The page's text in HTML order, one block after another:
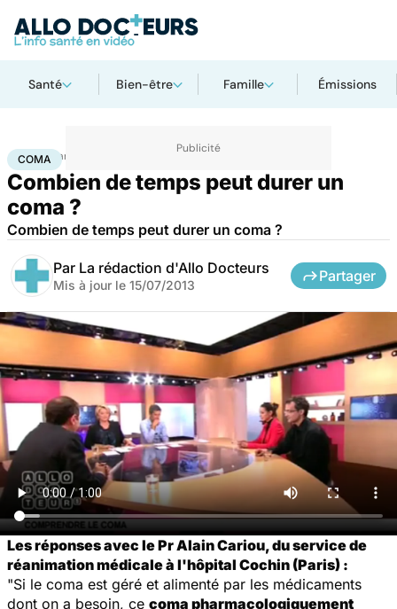
Santé Bien-être Famille Émissions
Accueil Santé
COMA
Combien de temps peut durer un
coma ?
Combien de temps peut durer un coma ?
Par La rédaction d'Allo Docteurs
Mis à jour le 15/07/2013
Partager
Les réponses avec le Pr Alain Cariou, du service de
réanimation médicale à l'hôpital Cochin (Paris) :
"Si le coma est géré et alimenté par les médicaments
dont on a besoin, ce coma pharmacologiquement